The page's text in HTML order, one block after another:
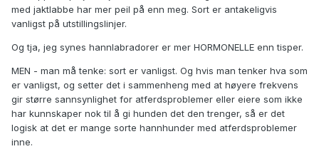
med jaktlabbe har mer peil på enn meg. Sort er antakeligvis
vanligst på utstillingslinjer.
Og tja, jeg synes hannlabradorer er mer HORMONELLE enn tisper.
MEN - man må tenke: sort er vanligst. Og hvis man tenker hva som
er vanligst, og setter det i sammenheng med at høyere frekvens
gir større sannsynlighet for atferdsproblemer eller eiere som ikke
har kunnskaper nok til å gi hunden det den trenger, så er det
logisk at det er mange sorte hannhunder med atferdsproblemer
inne.